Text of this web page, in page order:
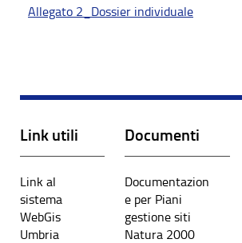
Allegato 2_Dossier individuale
Link utili
Link al
sistema
WebGis
Umbria
Documenti
Documentazion
e per Piani
gestione siti
Natura 2000